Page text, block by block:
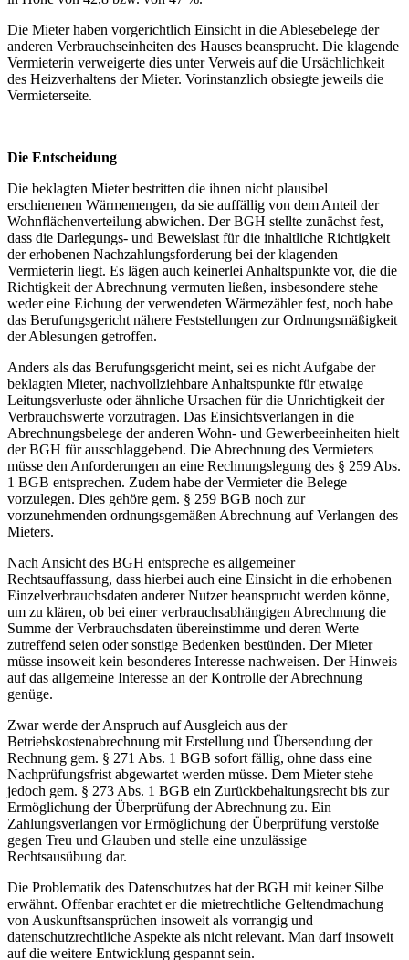
Die Mieter haben vorgerichtlich Einsicht in die Ablesebelege der
anderen Verbrauchseinheiten des Hauses beansprucht. Die klagende
Vermieterin verweigerte dies unter Verweis auf die Ursächlichkeit
des Heizverhaltens der Mieter. Vorinstanzlich obsiegte jeweils die
Vermieterseite.
Die Entscheidung
Die beklagten Mieter bestritten die ihnen nicht plausibel
erschienenen Wärmemengen, da sie auffällig von dem Anteil der
Wohnflächenverteilung abwichen. Der BGH stellte zunächst fest,
dass die Darlegungs- und Beweislast für die inhaltliche Richtigkeit
der erhobenen Nachzahlungsforderung bei der klagenden
Vermieterin liegt. Es lägen auch keinerlei Anhaltspunkte vor, die die
Richtigkeit der Abrechnung vermuten ließen, insbesondere stehe
weder eine Eichung der verwendeten Wärmezähler fest, noch habe
das Berufungsgericht nähere Feststellungen zur Ordnungsmäßigkeit
der Ablesungen getroffen.
Anders als das Berufungsgericht meint, sei es nicht Aufgabe der
beklagten Mieter, nachvollziehbare Anhaltspunkte für etwaige
Leitungsverluste oder ähnliche Ursachen für die Unrichtigkeit der
Verbrauchswerte vorzutragen. Das Einsichtsverlangen in die
Abrechnungsbelege der anderen Wohn- und Gewerbeeinheiten hielt
der BGH für ausschlaggebend. Die Abrechnung des Vermieters
müsse den Anforderungen an eine Rechnungslegung des § 259 Abs.
1 BGB entsprechen. Zudem habe der Vermieter die Belege
vorzulegen. Dies gehöre gem. § 259 BGB noch zur
vorzunehmenden ordnungsgemäßen Abrechnung auf Verlangen des
Mieters.
Nach Ansicht des BGH entspreche es allgemeiner
Rechtsauffassung, dass hierbei auch eine Einsicht in die erhobenen
Einzelverbrauchsdaten anderer Nutzer beansprucht werden könne,
um zu klären, ob bei einer verbrauchsabhängigen Abrechnung die
Summe der Verbrauchsdaten übereinstimme und deren Werte
zutreffend seien oder sonstige Bedenken bestünden. Der Mieter
müsse insoweit kein besonderes Interesse nachweisen. Der Hinweis
auf das allgemeine Interesse an der Kontrolle der Abrechnung
genüge.
Zwar werde der Anspruch auf Ausgleich aus der
Betriebskostenabrechnung mit Erstellung und Übersendung der
Rechnung gem. § 271 Abs. 1 BGB sofort fällig, ohne dass eine
Nachprüfungsfrist abgewartet werden müsse. Dem Mieter stehe
jedoch gem. § 273 Abs. 1 BGB ein Zurückbehaltungsrecht bis zur
Ermöglichung der Überprüfung der Abrechnung zu. Ein
Zahlungsverlangen vor Ermöglichung der Überprüfung verstoße
gegen Treu und Glauben und stelle eine unzulässige
Rechtsausübung dar.
Die Problematik des Datenschutzes hat der BGH mit keiner Silbe
erwähnt. Offenbar erachtet er die mietrechtliche Geltendmachung
von Auskunftsansprüchen insoweit als vorrangig und
datenschutzrechtliche Aspekte als nicht relevant. Man darf insoweit
auf die weitere Entwicklung gespannt sein.